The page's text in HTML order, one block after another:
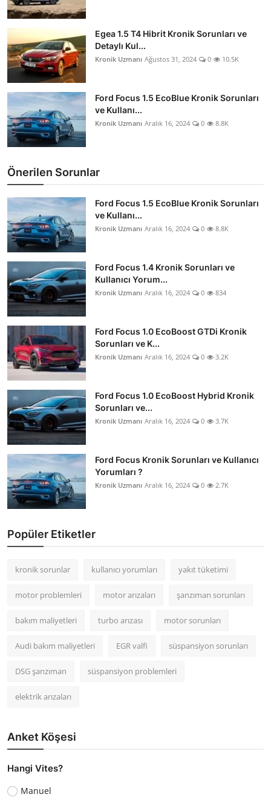
Egea 1.5 T4 Hibrit Kronik Sorunları ve
Detaylı Kul...
Kronik Uzmanı Ağustos 31, 2024 0 10.5K
Ford Focus 1.5 EcoBlue Kronik Sorunları
ve Kullanı...
Kronik Uzmanı Aralık 16, 2024 0 8.8K
Önerilen Sorunlar
Ford Focus 1.5 EcoBlue Kronik Sorunları
ve Kullanı...
Kronik Uzmanı Aralık 16, 2024 0 8.8K
Ford Focus 1.4 Kronik Sorunları ve
Kullanıcı Yorum...
Kronik Uzmanı Aralık 16, 2024 0 834
Ford Focus 1.0 EcoBoost GTDi Kronik
Sorunları ve K...
Kronik Uzmanı Aralık 16, 2024 0 3.2K
Ford Focus 1.0 EcoBoost Hybrid Kronik
Sorunları ve...
Kronik Uzmanı Aralık 16, 2024 0 3.7K
Ford Focus Kronik Sorunları ve Kullanıcı
Yorumları ?
Kronik Uzmanı Aralık 16, 2024 0 2.7K
Popüler Etiketler
kronik sorunlar kullanıcı yorumları yakıt tüketimi
motor problemleri motor arızaları şanzıman sorunları
bakım maliyetleri turbo arızası motor sorunları
Audi bakım maliyetleri EGR valfi süspansiyon sorunları
DSG şanzıman süspansiyon problemleri
elektrik arızaları
Anket Köşesi
Hangi Vites?
Manuel